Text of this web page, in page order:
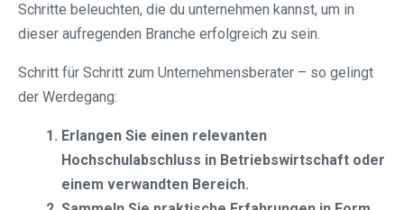
Schritte beleuchten, die du unternehmen kannst, um in
dieser aufregenden Branche erfolgreich zu sein.
Schritt für Schritt zum Unternehmensberater – so gelingt
der Werdegang:
Erlangen Sie einen relevanten
Hochschulabschluss in Betriebswirtschaft oder
einem verwandten Bereich.